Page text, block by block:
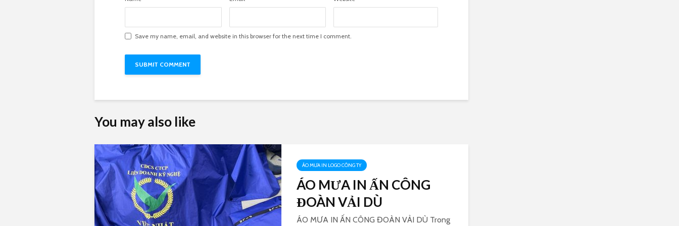
Save my name, email, and website in this browser for the next time I comment.
You may also like
ÁO MƯA IN LOGO CÔNG TY
ÁO MƯA IN ẤN CÔNG
ĐOÀN VẢI DÙ
ÁO MƯA IN ẤN CÔNG ĐOÀN VẢI DÙ Trong